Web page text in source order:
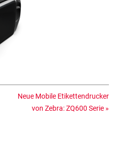
Neue Mobile Etikettendrucker
von Zebra: ZQ600 Serie »